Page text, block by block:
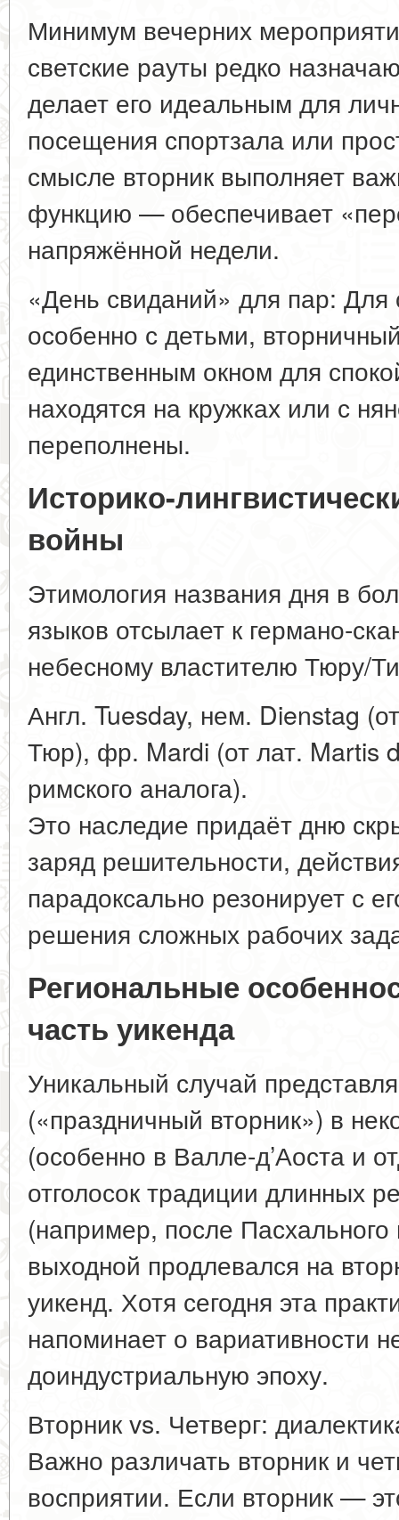
Минимум вечерних
светские рауты редко
делает его идеальным для
посещения спортзала или
смысле вторник выполняет
функцию — обеспечивает
напряжённой недели.
«День свиданий» для пар: Для
особенно с детьми,
единственным окном для
находятся на кружках или с
переполнены.
Историко-
войны
Этимология названия дня в
языков отсылает к германо-
небесному властителю Тюру/
Англ. Tuesday, нем. Dienstag
Тюр), фр. Mardi (от лат. Martis
римского аналога).
Это наследие придаёт дню
заряд решительности,
парадоксально резонирует с
решения сложных рабочих
Региональные
часть уикенда
Уникальный случай
(«праздничный вторник») в
(особенно в Валле-д’Аоста и
отголосок традиции длинных
(например, после Пасхального
выходной продлевался на
уикенд. Хотя сегодня эта
напоминает о вариативности
доиндустриальную эпоху.
Вторник vs. Четверг:
Важно различать вторник и
восприятии. Если вторник —